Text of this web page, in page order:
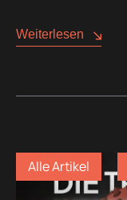
Weiterlesen
Alle Artikel